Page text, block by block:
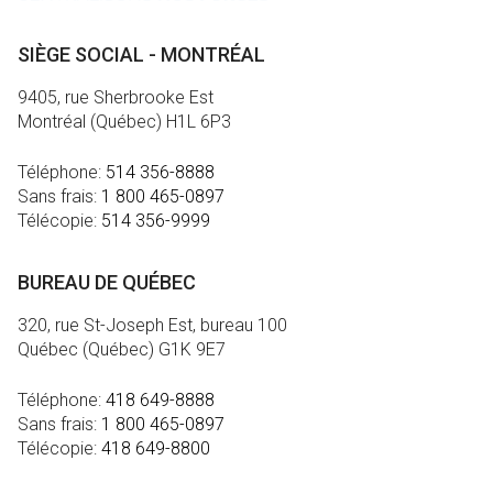
SIÈGE SOCIAL - MONTRÉAL
9405, rue Sherbrooke Est
Montréal (Québec) H1L 6P3
Téléphone: 514 356-8888
Sans frais: 1 800 465-0897
Télécopie: 514 356-9999
BUREAU DE QUÉBEC
320, rue St-Joseph Est, bureau 100
Québec (Québec) G1K 9E7
Téléphone: 418 649-8888
Sans frais: 1 800 465-0897
Télécopie: 418 649-8800